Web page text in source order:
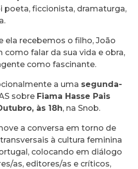
poeta, ficcionista, dramaturga,
ela recebemos o filho, João
como falar da sua vida e obra,
como fascinante.
a uma segunda-
sobre Fiama Hasse Pais
às 18h, na Snob.
a conversa em torno de
à cultura feminina
colocando em diálogo
as, editores/as e críticos,